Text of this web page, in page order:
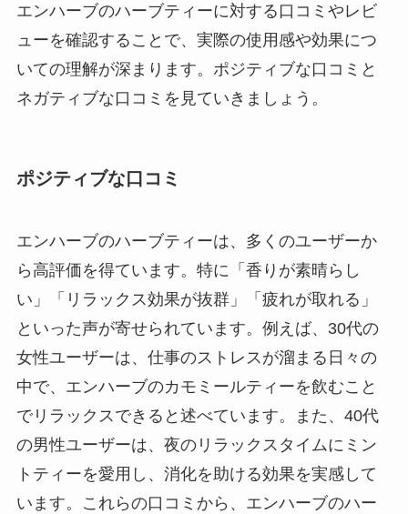
エンハーブのハーブティーに対する口コミやレビ
ューを確認することで、実際の使用感や効果につ
いての理解が深まります。ポジティブな口コミと
ネガティブな口コミを見ていきましょう。
ポジティブな口コミ
エンハーブのハーブティーは、多くのユーザーか
ら高評価を得ています。特に「香りが素晴らし
い」「リラックス効果が抜群」「疲れが取れる」
といった声が寄せられています。例えば、30代の
女性ユーザーは、仕事のストレスが溜まる日々の
中で、エンハーブのカモミールティーを飲むこと
でリラックスできると述べています。また、40代
の男性ユーザーは、夜のリラックスタイムにミン
トティーを愛用し、消化を助ける効果を実感して
います。これらの口コミから、エンハーブのハー